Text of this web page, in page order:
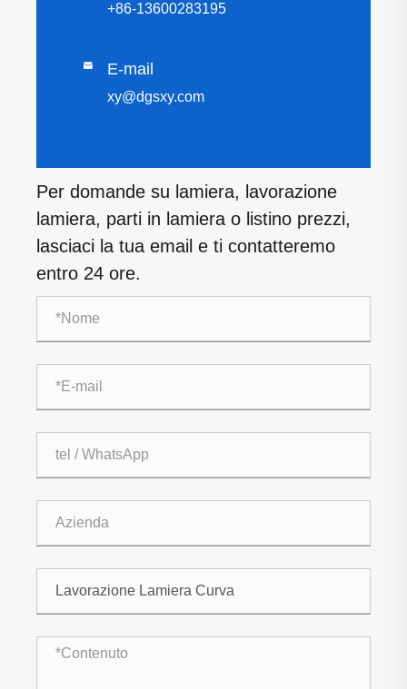
+86-13600283195
 E-mail
xy@dgsxy.com
Per domande su lamiera, lavorazione
lamiera, parti in lamiera o listino prezzi,
lasciaci la tua email e ti contatteremo
entro 24 ore.